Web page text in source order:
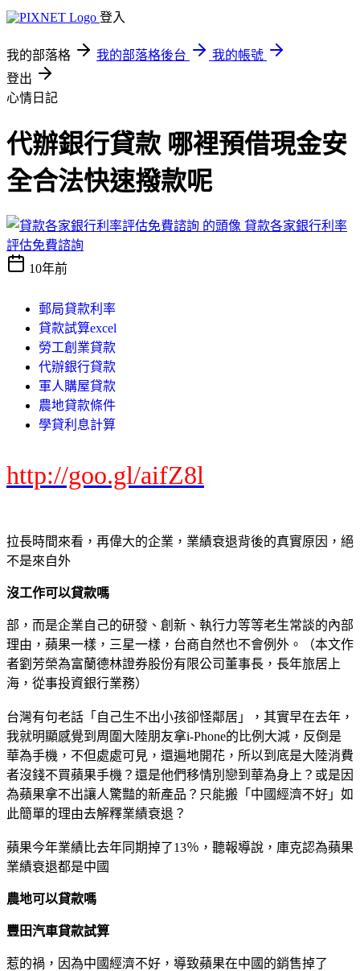
登入
我的部落格 我的部落格後台
我的帳號
登出
心情日記
代辦銀行貸款 哪裡預借現金安
全合法快速撥款呢
貸款各家銀行利率
評估免費諮詢
10年前
郵局貸款利率
貸款試算excel
勞工創業貸款
代辦銀行貸款
軍人購屋貸款
農地貸款條件
學貸利息計算
http://goo.gl/aifZ8l
拉長時間來看，再偉大的企業，業績衰退背後的真實原因，絕
不是來自外
沒工作可以貸款嗎
部，而是企業自己的研發、創新、執行力等等老生常談的內部
理由，蘋果一樣，三星一樣，台商自然也不會例外。（本文作
者劉芳榮為富蘭德林證券股份有限公司董事長，長年旅居上
海，從事投資銀行業務）
台灣有句老話「自己生不出小孩卻怪鄰居」，其實早在去年，
我就明顯感覺到周圍大陸朋友拿i-Phone的比例大減，反倒是
華為手機，不但處處可見，還遍地開花，所以到底是大陸消費
者沒錢不買蘋果手機？還是他們移情別戀到華為身上？或是因
為蘋果拿不出讓人驚豔的新產品？只能搬「中國經濟不好」如
此簡單的理由去解釋業績衰退？
蘋果今年業績比去年同期掉了13％，聽報導說，庫克認為蘋果
業績衰退都是中國
農地可以貸款嗎
豐田汽車貸款試算
惹的禍，因為中國經濟不好，導致蘋果在中國的銷售掉了